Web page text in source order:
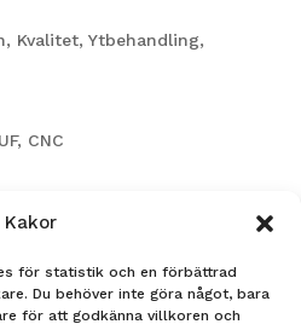
Kakor
för statistik och en förbättrad
Du behöver inte göra något, bara
för att godkänna villkoren och
Kvalitet, Ytbehandling,
CNC
CNC